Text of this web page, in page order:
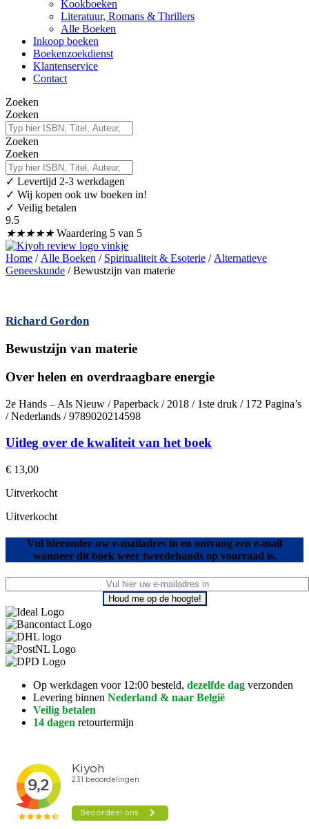
Kookboeken
Literatuur, Romans & Thrillers
Alle Boeken
Inkoop boeken
Boekenzoekdienst
Klantenservice
Contact
Zoeken
Zoeken
Zoeken
Zoeken
✓ Levertijd 2-3 werkdagen
✓ Wij kopen ook uw boeken in!
✓ Veilig betalen
9.5
★★★★★ Waardering 5 van 5
Home / Alle Boeken / Spiritualiteit & Esoterie / Alternatieve
Geneeskunde / Bewustzijn van materie
Richard Gordon
Bewustzijn van materie
Over helen en overdraagbare energie
2e Hands – Als Nieuw / Paperback / 2018 / 1ste druk / 172 Pagina’s
/ Nederlands / 9789020214598
Uitleg over de kwaliteit van het boek
€ 13,00
Uitverkocht
Uitverkocht
Vul hieronder uw e-mailadres in en ontvang een e-mail
wanneer dit boek weer tweedehands op voorraad is.
Houd me op de hoogte!
Op werkdagen voor 12:00 besteld, dezelfde dag verzonden
Levering binnen Nederland & naar België
Veilig betalen
14 dagen retourtermijn